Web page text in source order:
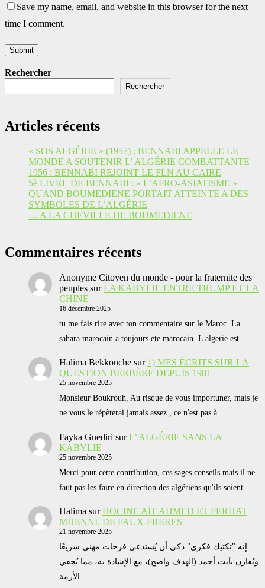
Save my name, email, and website in this browser for the next
time I comment.
Rechercher
Rechercher
Articles récents
« SOS ALGÉRIE » (1957) : BENNABI APPELLE LE
MONDE A SOUTENIR L’ ALGÉRIE COMBATTANTE
1956 : BENNABI REJOINT LE FLN AU CAIRE
5è LIVRE DE BENNABI : « L’AFRO-ASIATISME »
QUAND BOUMEDIENE PORTAIT ATTEINTE A DES
SYMBOLES DE L’ALGÉRIE
… A LA CHEVILLE DE BOUMEDIENE
Commentaires récents
Anonyme Citoyen du monde - pour la fraternite des
peuples surLA KABYLIE ENTRE TRUMP ET LA
CHINE
16 décembre 2025
tu me fais rire avec ton commentaire sur le Maroc. La
sahara marocain a toujours ete marocain. L algerie est…
Halima Bekkouche sur 1) MES ÉCRITS SUR LA
QUESTION BERBÈRE DEPUIS 1981
25 novembre 2025
Monsieur Boukrouh, Au risque de vous importuner, mais je
ne vous le répèterai jamais assez , ce n'est pas à…
Fayka Guediri surL’ ALGÉRIE SANS LA
KABYLIE
25 novembre 2025
Merci pour cette contribution, ces sages conseils mais il ne
faut pas les faire en direction des algériens qu'ils soient…
Halima surHOCINE AÏT AHMED ET FERHAT
MHENNI, DE FAUX-FRERES
21 novembre 2025
إنه "تكتيك فكري" ذكي أن يُستدعى فرحات مهني سريعًا
ويُقارن بآيت أحمد (الهدف واضح)، مع الإشادة به، مما يُخفي
الأزمة…